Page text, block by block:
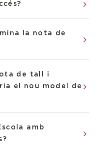
la nota de
de tall i
el nou model de
amb